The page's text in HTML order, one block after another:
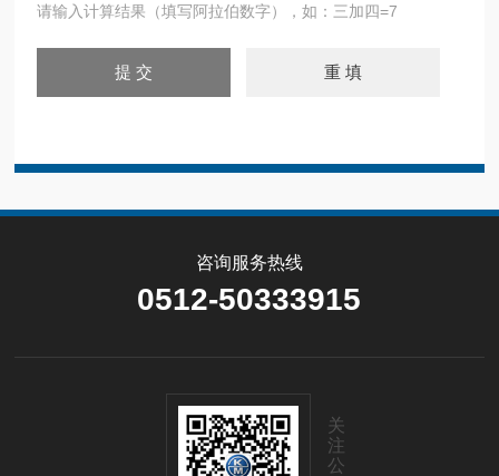
请输入计算结果（填写阿拉伯数字），如：三加四=7
咨询服务热线
0512-50333915
关
注
公